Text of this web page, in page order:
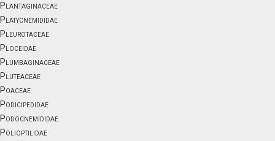
Plantaginaceae
Platycnemididae
Pleurotaceae
Ploceidae
Plumbaginaceae
Pluteaceae
Poaceae
Podicipedidae
Podocnemididae
Polioptilidae